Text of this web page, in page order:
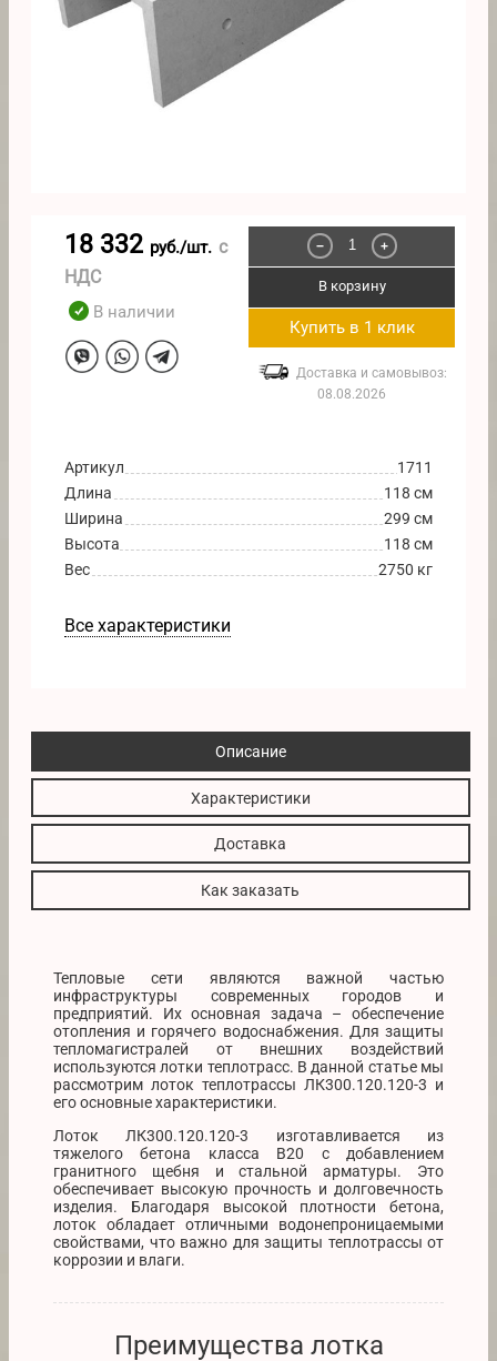
18 332 руб./шт. с
НДС
В наличии
− +
В корзину
Купить в 1 клик
Доставка и самовывоз:
08.08.2026
Артикул
1711
Длина
118 см
Ширина
299 см
Высота
118 см
Вес
2750 кг
Все характеристики
Описание
Характеристики
Доставка
Как заказать
Тепловые сети являются важной частью
инфраструктуры современных городов и
предприятий. Их основная задача – обеспечение
отопления и горячего водоснабжения. Для защиты
тепломагистралей от внешних воздействий
используются лотки теплотрасс. В данной статье мы
рассмотрим лоток теплотрассы ЛК300.120.120-3 и
его основные характеристики.
Лоток ЛК300.120.120-3 изготавливается из
тяжелого бетона класса В20 с добавлением
гранитного щебня и стальной арматуры. Это
обеспечивает высокую прочность и долговечность
изделия. Благодаря высокой плотности бетона,
лоток обладает отличными водонепроницаемыми
свойствами, что важно для защиты теплотрассы от
коррозии и влаги.
Преимущества лотка